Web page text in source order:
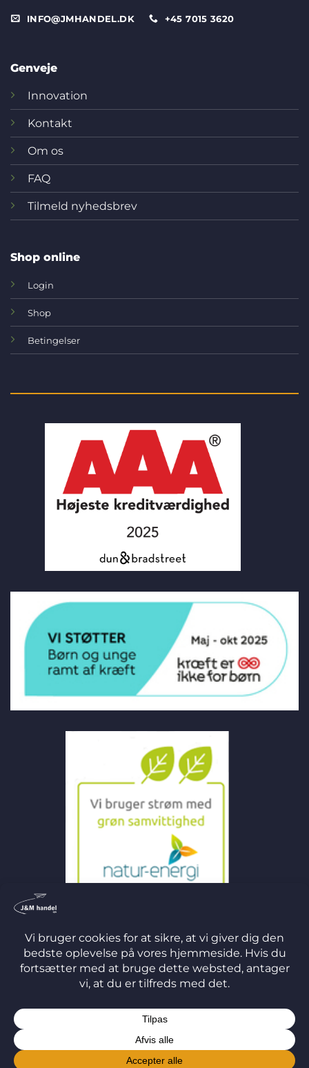
INFO@JMHANDEL.DK +45 7015 3620
Genveje
Innovation
Kontakt
Om os
FAQ
Tilmeld nyhedsbrev
Shop online
Login
Shop
Betingelser
©
2026 J&M Handel ApS